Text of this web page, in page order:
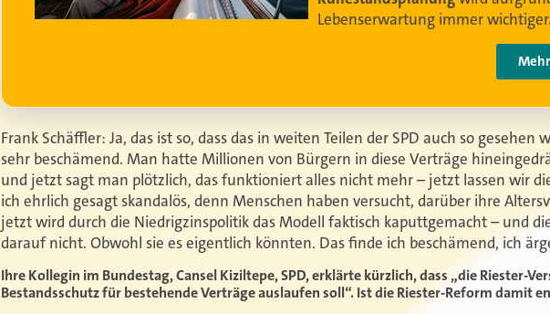
Frank Schäffler: Ja, das ist so, dass das in weiten Teilen der SPD auch so gesehen
sehr beschämend. Man hatte Millionen von Bürgern in diese Verträge
und jetzt sagt man plötzlich, das funktioniert alles nicht mehr – jetzt lassen wir
ich ehrlich gesagt skandalös, denn Menschen haben versucht, darüber ihre
jetzt wird durch die Niedrigzinspolitik das Modell faktisch kaputtgemacht – und
darauf nicht. Obwohl sie es eigentlich könnten. Das finde ich beschämend, ich
Ihre Kollegin im Bundestag, Cansel Kiziltepe, SPD, erklärte kürzlich, dass „die Riester-
Bestandsschutz für bestehende Verträge auslaufen soll“. Ist die Riester-Reform damit